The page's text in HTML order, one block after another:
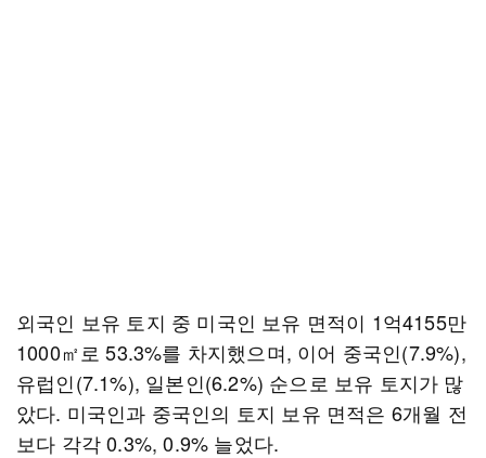
외국인 보유 토지 중 미국인 보유 면적이 1억4155만
1000㎡로 53.3%를 차지했으며, 이어 중국인(7.9%),
유럽인(7.1%), 일본인(6.2%) 순으로 보유 토지가 많
았다. 미국인과 중국인의 토지 보유 면적은 6개월 전
보다 각각 0.3%, 0.9% 늘었다.